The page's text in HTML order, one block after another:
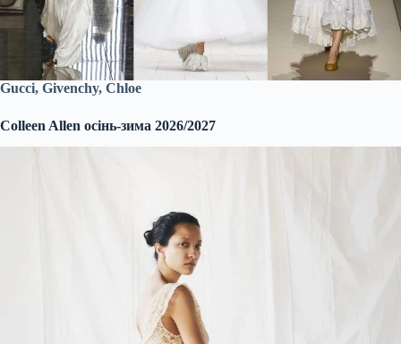
Gucci, Givenchy, Chloe
Colleen Allen осінь-зима 2026/2027